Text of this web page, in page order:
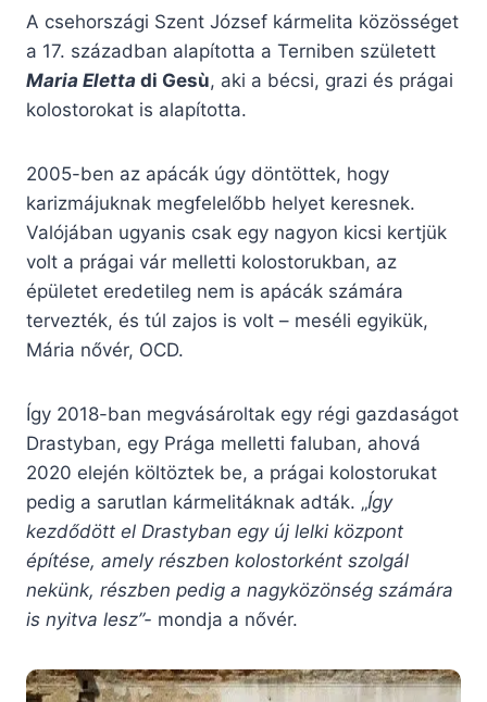
A csehországi Szent József kármelita közösséget
a 17. században alapította a Terniben született
Maria Eletta di Gesù, aki a bécsi, grazi és prágai
kolostorokat is alapította.
2005-ben az apácák úgy döntöttek, hogy
karizmájuknak megfelelőbb helyet keresnek.
Valójában ugyanis csak egy nagyon kicsi kertjük
volt a prágai vár melletti kolostorukban, az
épületet eredetileg nem is apácák számára
tervezték, és túl zajos is volt – meséli egyikük,
Mária nővér, OCD.
Így 2018-ban megvásároltak egy régi gazdaságot
Drastyban, egy Prága melletti faluban, ahová
2020 elején költöztek be, a prágai kolostorukat
pedig a sarutlan kármelitáknak adták. „Így
kezdődött el Drastyban egy új lelki központ
építése, amely részben kolostorként szolgál
nekünk, részben pedig a nagyközönség számára
is nyitva lesz”- mondja a nővér.